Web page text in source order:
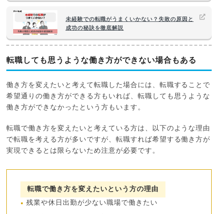
未経験での転職がうまくいかない？失敗の原因と
成功の秘訣を徹底解説
転職しても思うような働き方ができない場合もある
働き方を変えたいと考えて転職した場合には、転職することで
希望通りの働き方ができる方もいれば、転職しても思うような
働き方ができなかったという方もいます。
転職で働き方を変えたいと考えている方は、以下のような理由
で転職を考える方が多いですが、転職すれば希望する働き方が
実現できるとは限らないため注意が必要です。
転職で働き方を変えたいという方の理由
残業や休日出勤が少ない職場で働きたい